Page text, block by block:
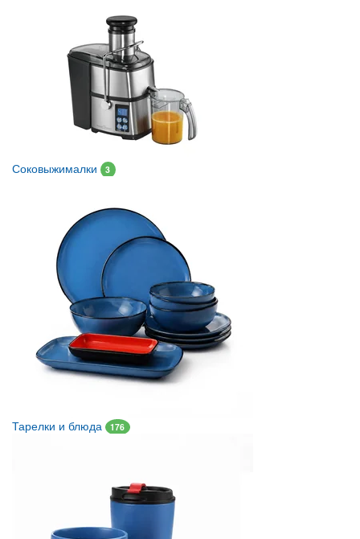
Соковыжималки 3
Тарелки и блюда 176